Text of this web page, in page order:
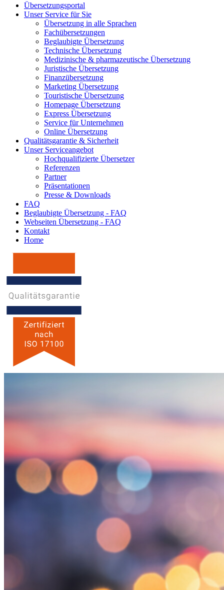
Übersetzungsportal
Unser Service für Sie
Übersetzung in alle Sprachen
Fachübersetzungen
Beglaubigte Übersetzung
Technische Übersetzung
Medizinische & pharmazeutische Übersetzung
Juristische Übersetzung
Finanzübersetzung
Marketing Übersetzung
Touristische Übersetzung
Homepage Übersetzung
Express Übersetzung
Service für Unternehmen
Online Übersetzung
Qualitätsgarantie & Sicherheit
Unser Serviceangebot
Hochqualifizierte Übersetzer
Referenzen
Partner
Präsentationen
Presse & Downloads
FAQ
Beglaubigte Übersetzung - FAQ
Webseiten Übersetzung - FAQ
Kontakt
Home